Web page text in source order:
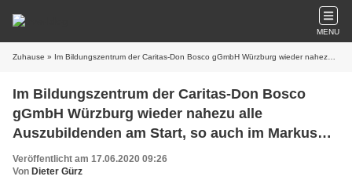
MENU
Zuhause » Im Bildungszentrum der Caritas-Don Bosco gGmbH Würzburg wieder nahezu alle Auszubildenden am Start, so auch im Markushof in Gadheim
Im Bildungszentrum der Caritas-Don Bosco
gGmbH Würzburg wieder nahezu alle
Auszubildenden am Start, so auch im Markushof
in Gadheim
Veröffentlicht am 17.06.2020 09:26
Von Dieter Gürz